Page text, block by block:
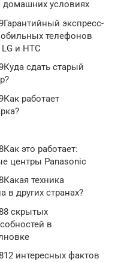
домашних условиях
экспресс-
телефонов
и HTC
сдать старый
работает
это работает:
центры Panasonic
техника
в других странах?
скрытых
в
интересных фактов